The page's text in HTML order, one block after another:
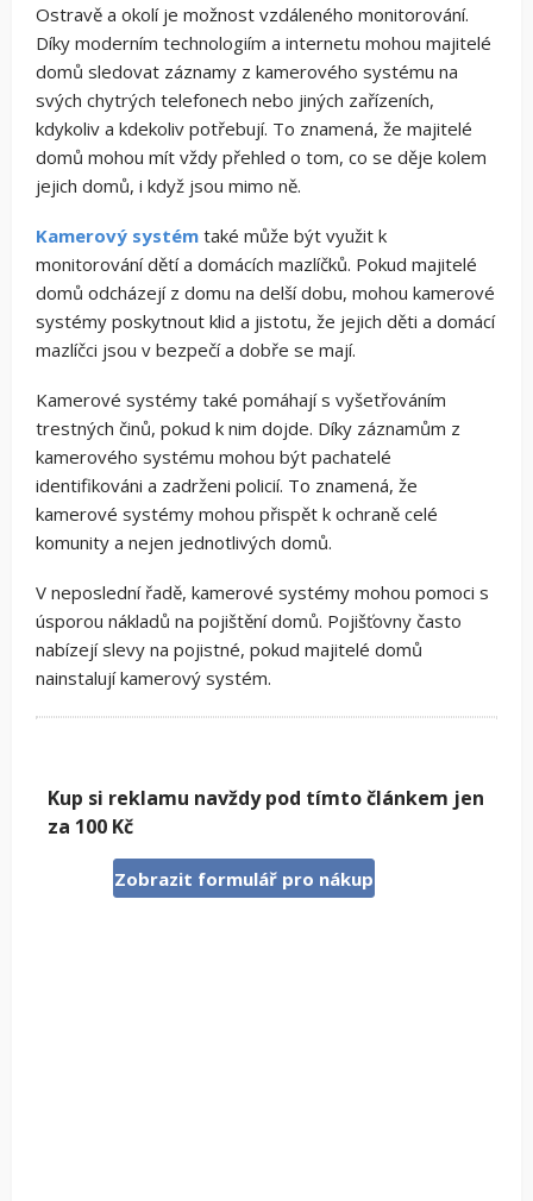
Ostravě a okolí je možnost vzdáleného monitorování.
Díky moderním technologiím a internetu mohou majitelé
domů sledovat záznamy z kamerového systému na
svých chytrých telefonech nebo jiných zařízeních,
kdykoliv a kdekoliv potřebují. To znamená, že majitelé
domů mohou mít vždy přehled o tom, co se děje kolem
jejich domů, i když jsou mimo ně.
Kamerový systém také může být využit k
monitorování dětí a domácích mazlíčků. Pokud majitelé
domů odcházejí z domu na delší dobu, mohou kamerové
systémy poskytnout klid a jistotu, že jejich děti a domácí
mazlíčci jsou v bezpečí a dobře se mají.
Kamerové systémy také pomáhají s vyšetřováním
trestných činů, pokud k nim dojde. Díky záznamům z
kamerového systému mohou být pachatelé
identifikováni a zadrženi policií. To znamená, že
kamerové systémy mohou přispět k ochraně celé
komunity a nejen jednotlivých domů.
V neposlední řadě, kamerové systémy mohou pomoci s
úsporou nákladů na pojištění domů. Pojišťovny často
nabízejí slevy na pojistné, pokud majitelé domů
nainstalují kamerový systém.
Kup si reklamu navždy pod tímto článkem jen
za 100 Kč
Zobrazit formulář pro nákup